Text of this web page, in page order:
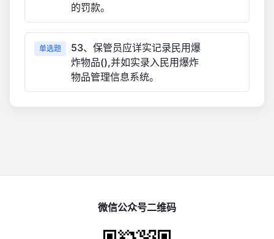
的罚款。
单选题
53、保管员应详实记录民用爆
炸物品(),并如实录入民用爆炸
物品管理信息系统。
微信公众号二维码